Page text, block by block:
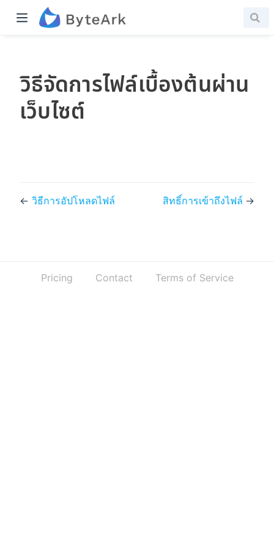
วิธีจัดการไฟล์เบื้องต้นผ่าน
เว็บไซต์
← วิธีการอัปโหลดไฟล์ สิทธิ์การเข้าถึงไฟล์ →
Pricing Contact Terms of Service